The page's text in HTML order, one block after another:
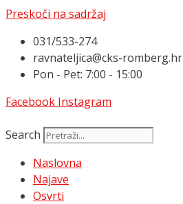
Preskoči na sadržaj
031/533-274
ravnateljica@cks-romberg.hr
Pon - Pet: 7:00 - 15:00
Facebook Instagram
Search
Naslovna
Najave
Osvrti